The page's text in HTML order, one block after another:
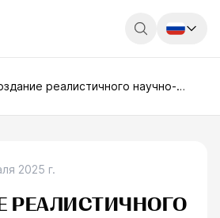
реалистичного научно-
Plasticity и Blender
2025 г.
РЕАЛИСТИЧНОГО